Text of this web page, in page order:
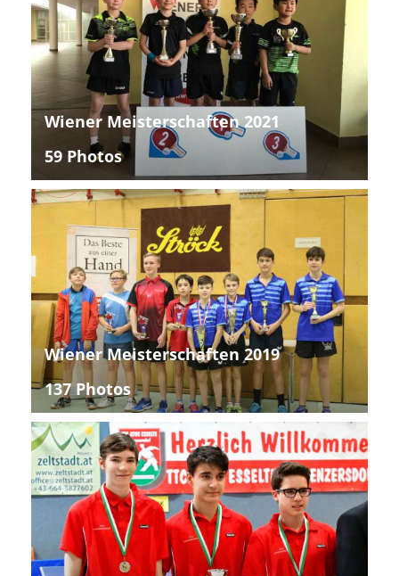
Wiener Meisterschaften 2021
59 Photos
Wiener Meisterschaften 2019
137 Photos